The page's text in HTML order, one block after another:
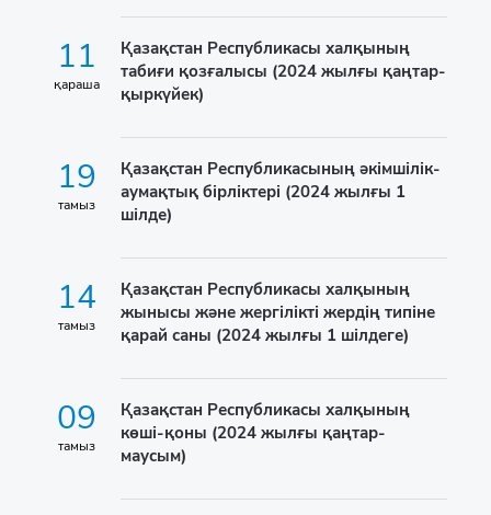
11
қараша
Қазақстан Республикасы халқының
табиғи қозғалысы (2024 жылғы қаңтар-
қыркүйек)
19
тамыз
Қазақстан Республикасының әкімшілік-
аумақтық бірліктері (2024 жылғы 1
шілде)
14
тамыз
Қазақстан Республикасы халқының
жынысы және жергілікті жердің типіне
қарай саны (2024 жылғы 1 шілдеге)
09
тамыз
Қазақстан Республикасы халқының
көші-қоны (2024 жылғы қаңтар-
маусым)